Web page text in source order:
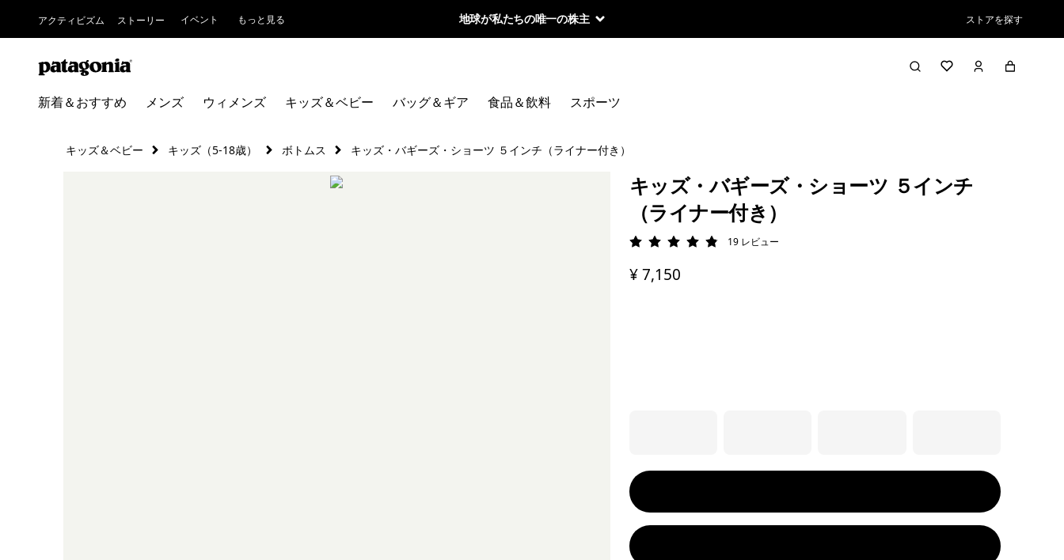
アクティビズム ストーリー イベント もっと見る 地球が私たちの唯一の株主 ストアを探す
新着＆おすすめ メンズ ウィメンズ キッズ＆ベビー バッグ＆ギア 食品＆飲料 スポーツ
キッズ＆ベビー キッズ（5-18歳） ボトムス キッズ・バギーズ・ショーツ ５インチ（ライナー付き）
キッズ・バギーズ・ショーツ ５インチ
（ライナー付き）
評価: 4.9 / 5
19 レビュー
¥ 7,150